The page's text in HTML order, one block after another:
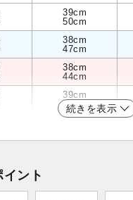
39cm
50cm
38cm
47cm
38cm
44cm
39cm
40cm
続きを表示
ント